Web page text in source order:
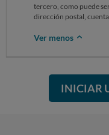
tercero, como puede
dirección postal,
Ver menos
INICIAR